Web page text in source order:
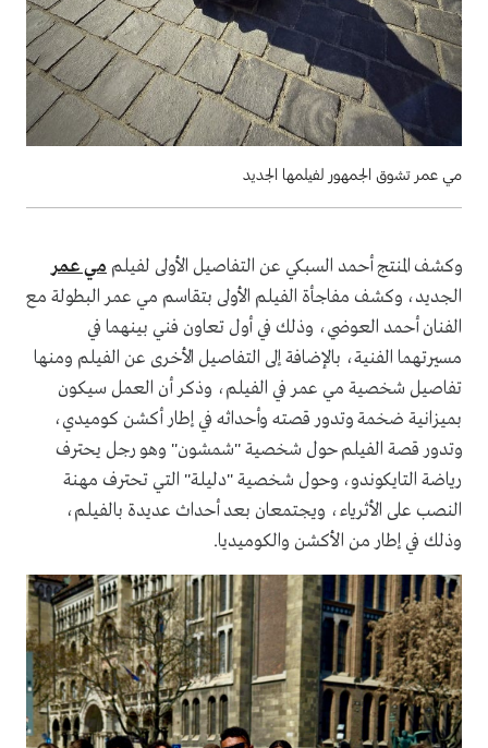
مي عمر تشوق الجمهور لفيلمها الجديد
وكشف المنتج أحمد السبكي عن التفاصيل الأولى لفيلم مي عمر
الجديد، وكشف مفاجأة الفيلم الأولى بتقاسم مي عمر البطولة مع
الفنان أحمد العوضي، وذلك في أول تعاون فني بينهما في
مسيرتهما الفنية، بالإضافة إلى التفاصيل الأخرى عن الفيلم ومنها
تفاصيل شخصية مي عمر في الفيلم، وذكر أن العمل سيكون
بميزانية ضخمة وتدور قصته وأحداثه في إطار أكشن كوميدي،
وتدور قصة الفيلم حول شخصية "شمشون" وهو رجل يحترف
رياضة التايكوندو، وحول شخصية "دليلة" التي تحترف مهنة
النصب على الأثرياء، ويجتمعان بعد أحداث عديدة بالفيلم،
وذلك في إطار من الأكشن والكوميديا.